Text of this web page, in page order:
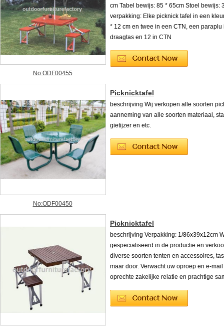
No:ODF00455
cm Tabel bewijs: 85 * 65cm Stoel bewijs:
verpakking: Elke picknick tafel in een
* 12 cm en twee in een CTN, een paraplu
draagtas en 12 in CTN
No:ODF00450
Picknicktafel
beschrijving Wij verkopen alle soorten
aanneming van alle soorten materiaal,
gietijzer en etc.
Picknicktafel
beschrijving Verpakking: 1/86x39x12cm
gespecialiseerd in de productie en
diverse soorten tenten en accessoires,
maar door. Verwacht uw oproep en e-
oprechte zakelijke relatie en prachtige